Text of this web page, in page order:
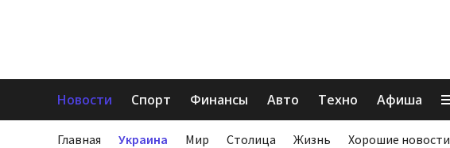
Новости Спорт Финансы Авто Техно Афиша
Главная Украина Мир Столица Жизнь Хорошие новости